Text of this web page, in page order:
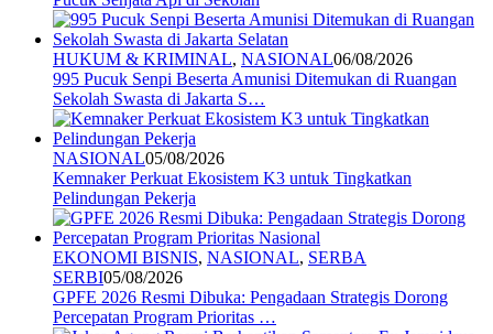
HUKUM & KRIMINAL, NASIONAL06/08/2026
995 Pucuk Senpi Beserta Amunisi Ditemukan di Ruangan
Sekolah Swasta di Jakarta S…
NASIONAL05/08/2026
Kemnaker Perkuat Ekosistem K3 untuk Tingkatkan
Pelindungan Pekerja
EKONOMI BISNIS, NASIONAL, SERBA
SERBI05/08/2026
GPFE 2026 Resmi Dibuka: Pengadaan Strategis Dorong
Percepatan Program Prioritas …